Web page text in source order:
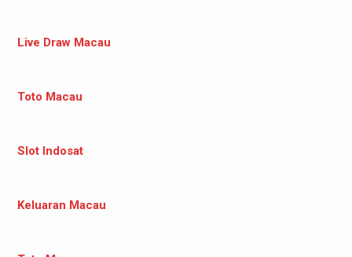
Live Draw Macau
Toto Macau
Slot Indosat
Keluaran Macau